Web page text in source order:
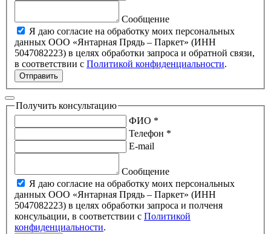
Сообщение
Я даю согласие на обработку моих персональных
данных ООО «Янтарная Прядь – Паркет» (ИНН
5047082223) в целях обработки запроса и обратной связи,
в соответствии с Политикой конфиденциальности.
Отправить
Получить консультацию
ФИО *
Телефон *
E-mail
Сообщение
Я даю согласие на обработку моих персональных
данных ООО «Янтарная Прядь – Паркет» (ИНН
5047082223) в целях обработки запроса и полченя
консульации, в соответствии с Политикой
конфиденциальности.